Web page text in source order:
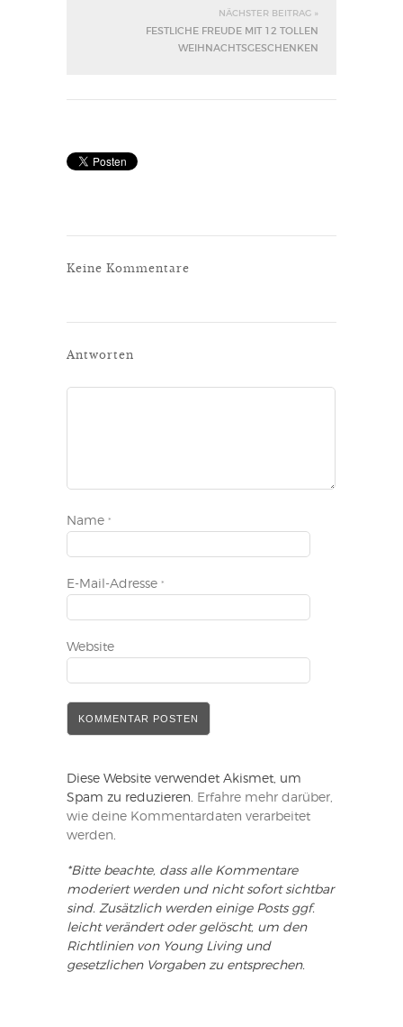
NÄCHSTER BEITRAG »
FESTLICHE FREUDE MIT 12 TOLLEN
WEIHNACHTSGESCHENKEN
Keine Kommentare
Antworten
Name *
E-Mail-Adresse *
Website
Diese Website verwendet Akismet, um
Spam zu reduzieren. Erfahre mehr darüber,
wie deine Kommentardaten verarbeitet
werden.
*Bitte beachte, dass alle Kommentare
moderiert werden und nicht sofort sichtbar
sind. Zusätzlich werden einige Posts ggf.
leicht verändert oder gelöscht, um den
Richtlinien von Young Living und
gesetzlichen Vorgaben zu entsprechen.